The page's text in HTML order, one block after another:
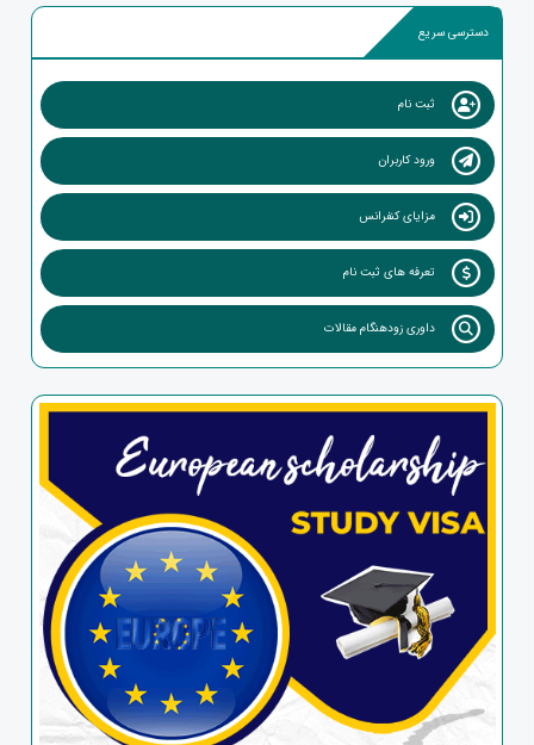
دسترسی سریع
ثبت نام
ورود کاربران
مزایای کنفرانس
تعرفه های ثبت نام
داوری زودهنگام مقالات